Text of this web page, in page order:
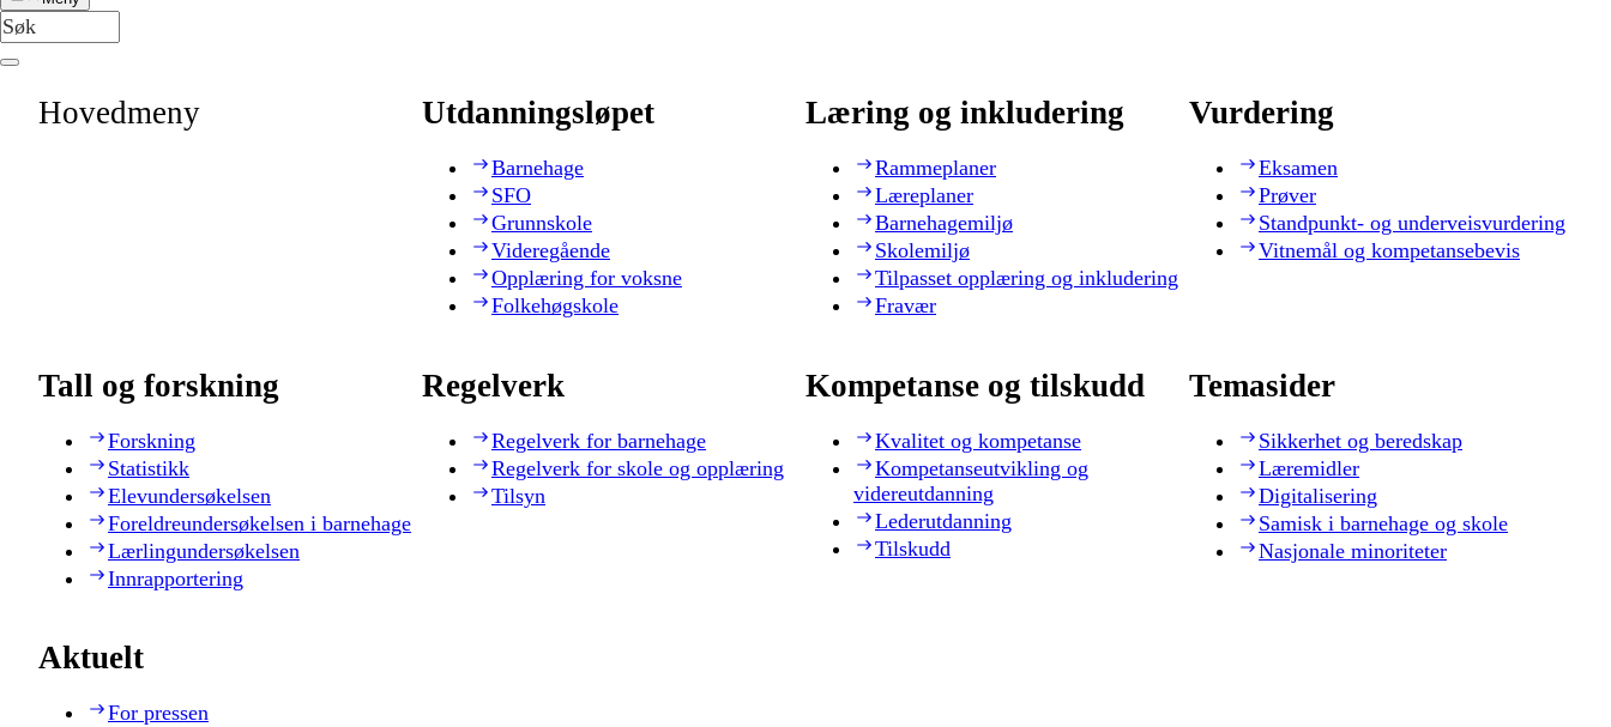
Hovedmeny Utdanningsløpet
Barnehage
SFO
Grunnskole
Videregående
Opplæring for voksne
Folkehøgskole
Læring og inkludering
Rammeplaner
Læreplaner
Barnehagemiljø
Skolemiljø
Tilpasset opplæring og inkludering
Fravær
Vurdering
Eksamen
Prøver
Standpunkt- og underveisvurdering
Vitnemål og kompetansebevis
Tall og forskning
Forskning
Statistikk
Elevundersøkelsen
Foreldreundersøkelsen i barnehage
Lærlingundersøkelsen
Innrapportering
Regelverk
Regelverk for barnehage
Regelverk for skole og opplæring
Tilsyn
Kompetanse og tilskudd
Kvalitet og kompetanse
Kompetanseutvikling og
videreutdanning
Lederutdanning
Tilskudd
Temasider
Sikkerhet og beredskap
Læremidler
Digitalisering
Samisk i barnehage og skole
Nasjonale minoriteter
Aktuelt
For pressen